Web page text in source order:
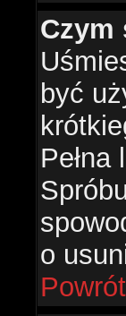
Czym
być
o